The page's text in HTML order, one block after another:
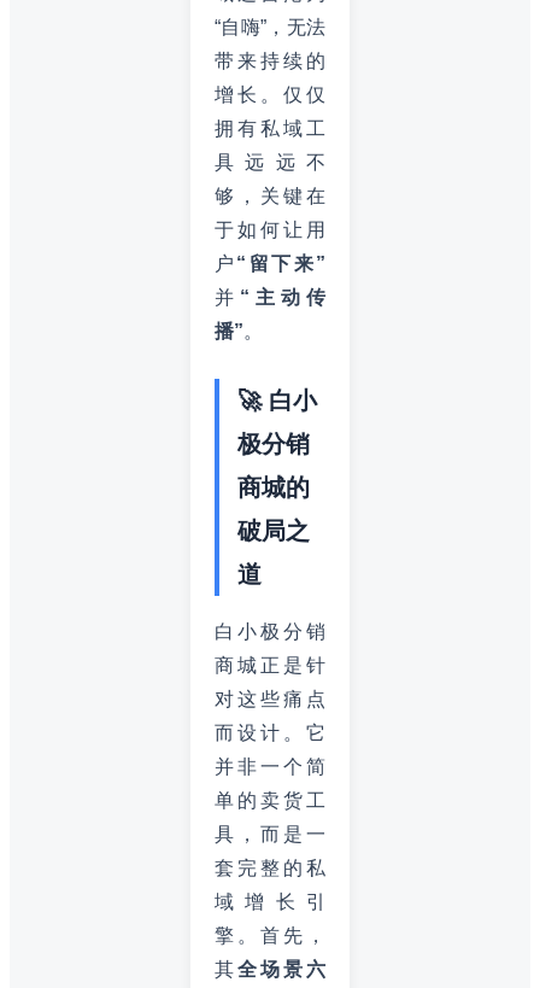
“自嗨”，无法
带来持续的
增长。仅仅
拥有私域工
具远远不
够，关键在
于如何让用
户 “留下来”
并 “主动传
播”。
🚀 白小
极分销
商城的
破局之
道
白小极分销
商城正是针
对这些痛点
而设计。它
并非一个简
单的卖货工
具，而是一
套完整的私
域增长引
擎。首先，
其全场景六